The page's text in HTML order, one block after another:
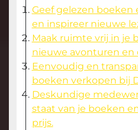
Geef gelezen boeken
en inspireer nieuwe
Maak ruimte vrij in je
nieuwe avonturen
Eenvoudig en
boeken verkopen bij
Deskundige
staat van je boeken
prijs.